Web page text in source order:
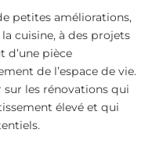
petites améliorations,
cuisine, à des projets
d’une pièce
de l’espace de vie.
sur les rénovations qui
élevé et qui